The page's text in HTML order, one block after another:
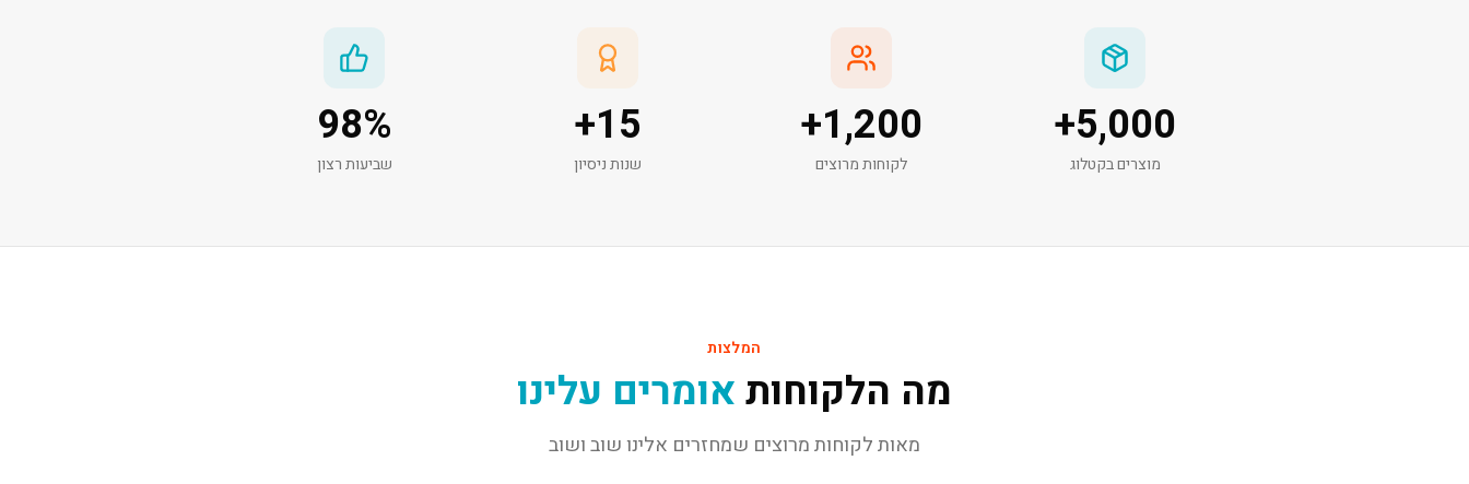
5,000
+
מוצרים בקטלוג
1,200
+
לקוחות מרוצים
15
+
שנות ניסיון
98%
שביעות רצון
המלצות
מה הלקוחותאומרים עלינו
מאות לקוחות מרוצים שמחזרים אלינו שוב ושוב